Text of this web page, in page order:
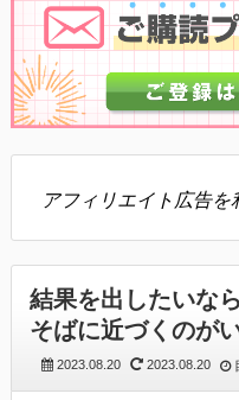
アフィリエイト広告を
結果を出したいな
そばに近づくのが
2023.08.20 2023.08.20